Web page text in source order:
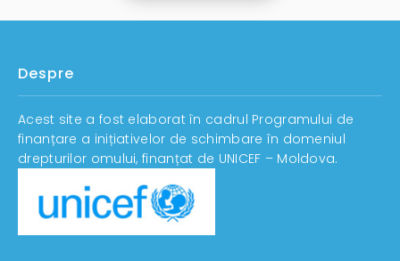
Despre
Acest site a fost elaborat în cadrul Programului de
finanțare a inițiativelor de schimbare în domeniul
drepturilor omului, finanțat de UNICEF – Moldova.